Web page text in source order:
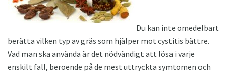
Du kan inte omedelbart
berätta vilken typ av gräs som hjälper mot cystitis bättre.
Vad man ska använda är det nödvändigt att lösa i varje
enskilt fall, beroende på de mest uttryckta symtomen och